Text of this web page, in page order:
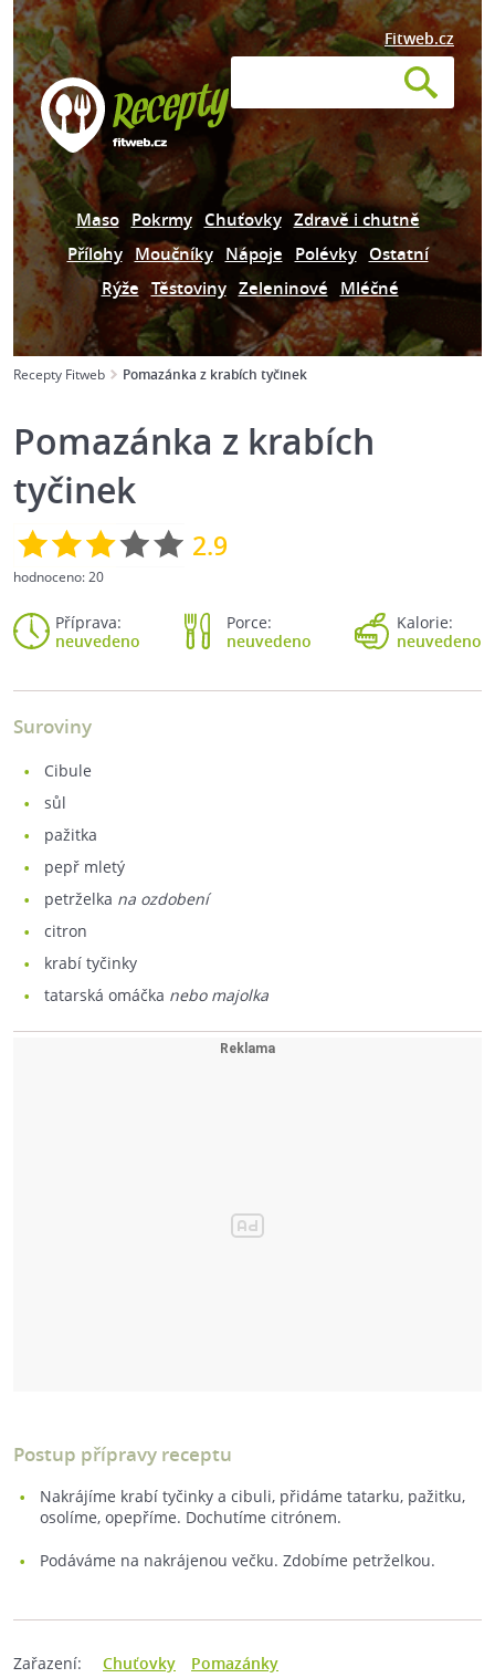
Fitweb.cz
Maso Pokrmy Chuťovky Zdravě i chutně
Přílohy Moučníky Nápoje Polévky Ostatní
Rýže Těstoviny Zeleninové Mléčné
Recepty Fitweb Pomazánka z krabích tyčinek
Pomazánka z krabích
tyčinek
2.9
hodnoceno:20
Příprava:
neuvedeno
Porce:
neuvedeno
Kalorie:
neuvedeno
Suroviny
cibule
sůl
pažitka
pepř mletý
petrželka na ozdobení
citron
krabí tyčinky
tatarská omáčka nebo majolka
Postup přípravy receptu
Nakrájíme krabí tyčinky a cibuli, přidáme tatarku, pažitku,
osolíme, opepříme. Dochutíme citrónem.
Podáváme na nakrájenou večku. Zdobíme petrželkou.
Zařazení: Chuťovky Pomazánky